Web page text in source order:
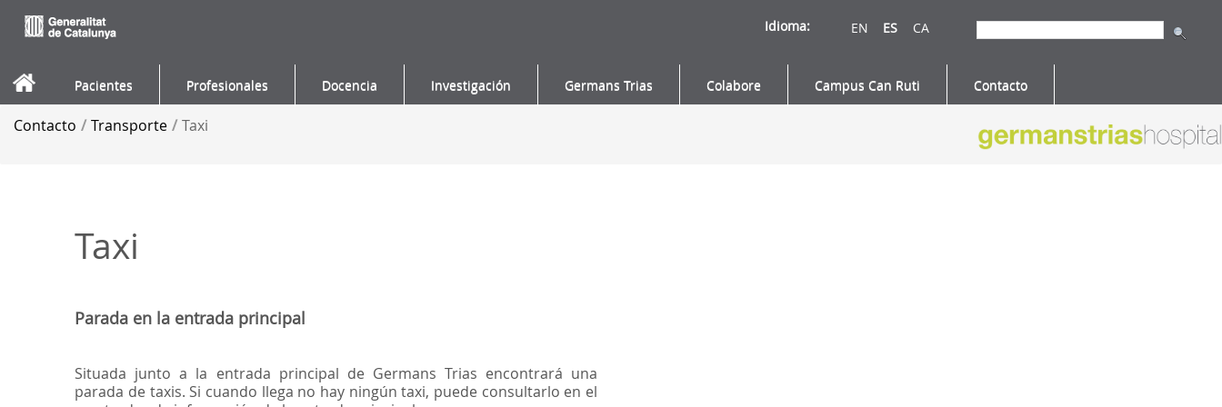
EN ES CA
Idioma:
Pacientes Profesionales Docencia Investigación Germans Trias Colabore Campus Can Ruti Contacto
Contacto / Transporte / Taxi
Taxi
Parada en la entrada principal
Situada junto a la entrada principal de Germans Trias encontrará una
parada de taxis. Si cuando llega no hay ningún taxi, puede consultarlo en el